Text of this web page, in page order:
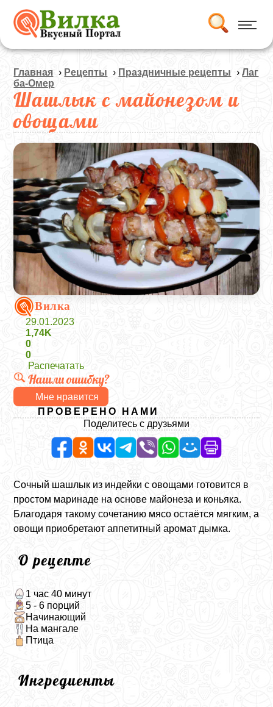
Главная › Рецепты › Праздничные рецепты ›Лаг
ба-Омер
Шашлык с майонезом и
овощами
Вилка
29.01.2023
1,74K
0
0
Распечатать
Нашли ошибку?
Мне нравится
ПРОВЕРЕНО НАМИ
Поделитесь с друзьями
Сочный шашлык из индейки с овощами готовится в
простом маринаде на основе майонеза и коньяка.
Благодаря такому сочетанию мясо остаётся мягким, а
овощи приобретают аппетитный аромат дымка.
О рецепте
1 час 40 минут
5 - 6 порций
Начинающий
На мангале
Птица
Ингредиенты